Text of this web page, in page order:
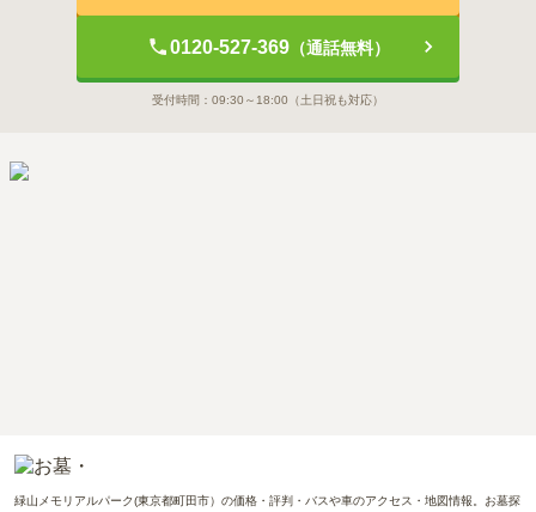
0120-527-369（通話無料）
受付時間： 09:30～18:00 （土日祝も対応）
緑山メモリアルパーク(東京都町田市）の価格・評判・バスや車のアクセス・地図情報。お墓探